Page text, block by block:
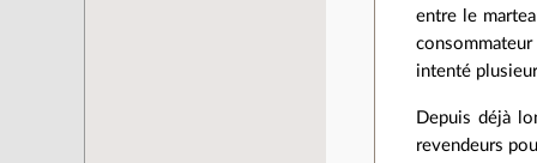
entre le
intenté
Depuis déjà
revendeurs